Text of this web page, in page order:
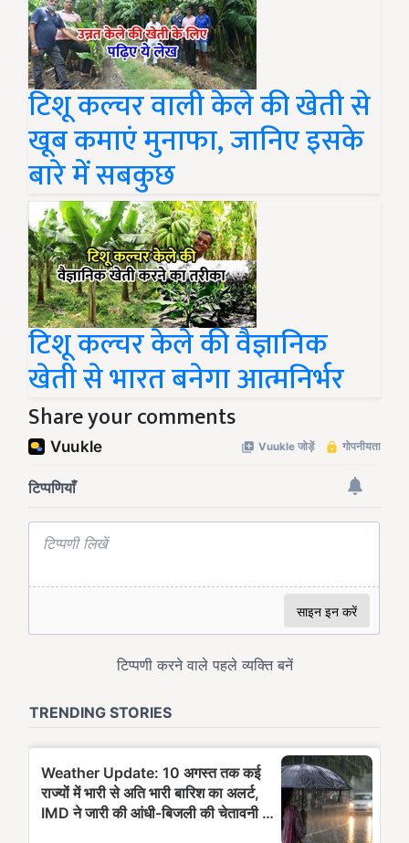
टिशू कल्चर वाली केले की खेती से
खूब कमाएं मुनाफा, जानिए इसके
बारे में सबकुछ
टिशू कल्चर केले की वैज्ञानिक
खेती से भारत बनेगा आत्मनिर्भर
Share your comments